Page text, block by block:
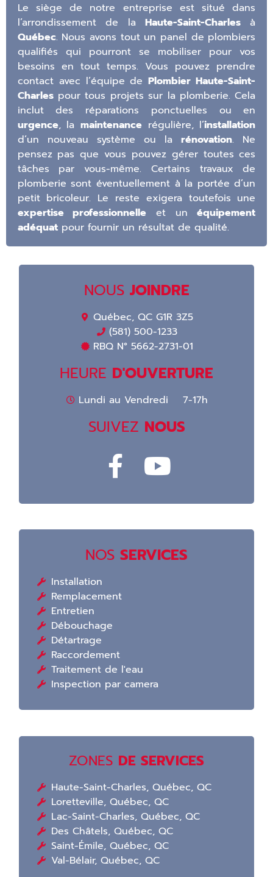
Le siège de notre entreprise est situé dans
l’arrondissement de la Haute-Saint-Charlesà
Québec. Nous avons tout un panel de plombiers
qualifiés qui pourront se mobiliser pour vos
besoins en tout temps. Vous pouvez prendre
contact avec l’équipe dePlombier Haute-Saint-
Charlespour tous projets sur la plomberie. Cela
inclut des réparations ponctuelles ou en
urgence, la maintenance régulière, l’installation
d’un nouveau système ou larénovation. Ne
pensez pas que vous pouvez gérer toutes ces
tâches par vous-même. Certains travaux de
plomberie sont éventuellement à la portée d’un
petit bricoleur. Le reste exigera toutefois une
expertise professionnelle et unéquipement
adéquatpour fournir un résultat de qualité.
NOUS JOINDRE
Québec, QC G1R 3Z5
(581) 500-1233
RBQ N° 5662-2731-01
HEURE D'OUVERTURE
Lundi au Vendredi 7-17h
SUIVEZ NOUS
NOS SERVICES
Installation
Remplacement
Entretien
Débouchage
Détartrage
Raccordement
Traitement de l'eau
Inspection par camera
ZONES DE SERVICES
Haute-Saint-Charles, Québec, QC
Loretteville, Québec, QC
Lac-Saint-Charles, Québec, QC
Des Châtels, Québec, QC
Saint-Émile, Québec, QC
Val-Bélair, Québec, QC